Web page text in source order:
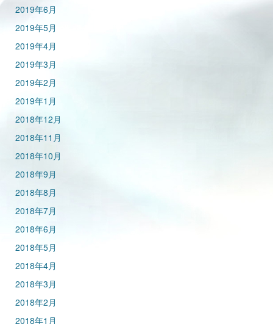
2019年6月
2019年5月
2019年4月
2019年3月
2019年2月
2019年1月
2018年12月
2018年11月
2018年10月
2018年9月
2018年8月
2018年7月
2018年6月
2018年5月
2018年4月
2018年3月
2018年2月
2018年1月